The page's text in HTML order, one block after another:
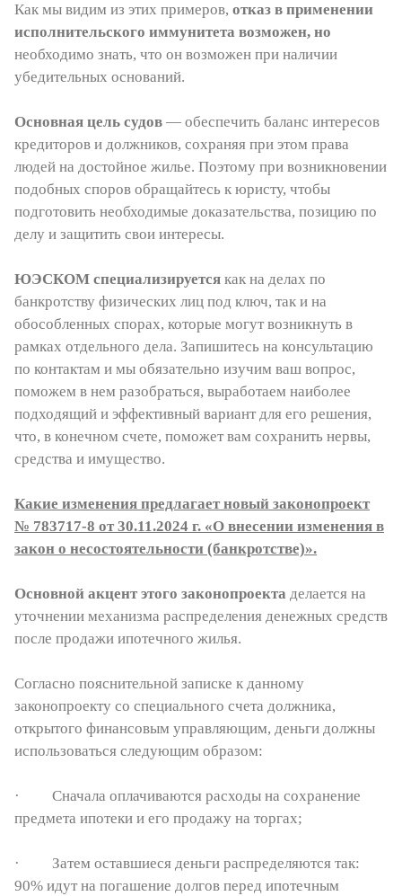
Как мы видим из этих примеров, отказ в применении
исполнительского иммунитета возможен, но
необходимо знать, что он возможен при наличии
убедительных оснований.
Основная цель судов — обеспечить баланс интересов
кредиторов и должников, сохраняя при этом права
людей на достойное жилье. Поэтому при возникновении
подобных споров обращайтесь к юристу, чтобы
подготовить необходимые доказательства, позицию по
делу и защитить свои интересы.
ЮЭСКОМ специализируется как на делах по
банкротству физических лиц под ключ, так и на
обособленных спорах, которые могут возникнуть в
рамках отдельного дела. Запишитесь на консультацию
по контактам и мы обязательно изучим ваш вопрос,
поможем в нем разобраться, выработаем наиболее
подходящий и эффективный вариант для его решения,
что, в конечном счете, поможет вам сохранить нервы,
средства и имущество.
Какие изменения предлагает новый законопроект
№ 783717-8 от 30.11.2024 г. «О внесении изменения в
закон о несостоятельности (банкротстве)».
Основной акцент этого законопроекта делается на
уточнении механизма распределения денежных средств
после продажи ипотечного жилья.
Согласно пояснительной записке к данному
законопроекту со специального счета должника,
открытого финансовым управляющим, деньги должны
использоваться следующим образом:
· Сначала оплачиваются расходы на сохранение
предмета ипотеки и его продажу на торгах;
· Затем оставшиеся деньги распределяются так:
90% идут на погашение долгов перед ипотечным